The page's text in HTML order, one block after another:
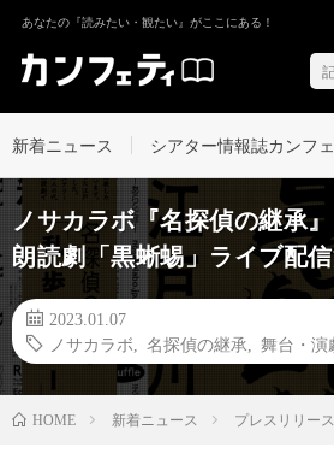
あなたの『読みたい・観たい』がここにある！
新着ニュース シアター情報誌カンフ
ノサカラボ『名探偵の継承
朗読劇「黒蜥蜴」ライブ配
2023.01.07
ノサカラボ
名探偵の継承 舞台・演
HOME 新着ニュース プレスリリース